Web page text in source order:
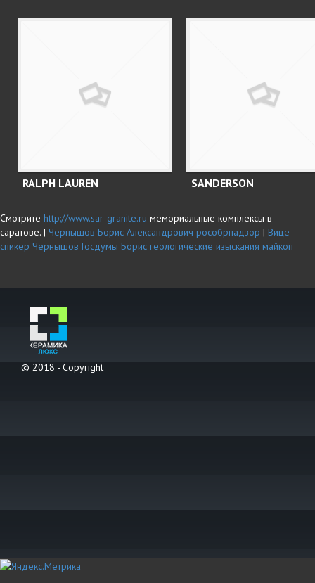
RALPH LAUREN SANDERSON
Смотрите http://www.sar-granite.ru мемориальные комплексы в
саратове. | Чернышов Борис Александрович рособрнадзор | Вице
спикер Чернышов Госдумы Борис геологические изыскания майкоп
© 2018 - Copyright